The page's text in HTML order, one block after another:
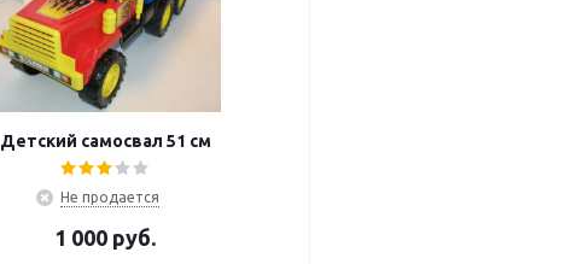
Детский самосвал 51 см
Не продается
1 000 руб.